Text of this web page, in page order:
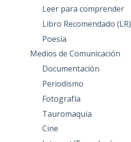
Leer para comprender
Libro Recomendado (LR)
Poesía
Medios de Comunicación
Documentación
Periodismo
Fotografía
Tauromaquia
Cine